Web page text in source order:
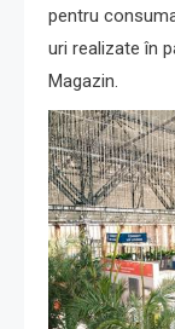
pentru
uri realizate în
Magazin.